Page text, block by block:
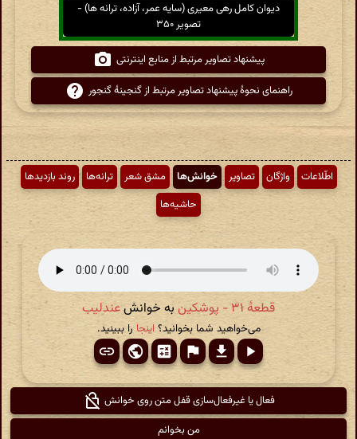
دیوان کامل رهی معیری (سایه عمر، آزاده، ترانه ها) -
تصویر ۳۵۰
پیشنهاد تصاویر مرتبط از منابع اینترنتی
راهنمای نحوهٔ پیشنهاد تصاویر مرتبط از گنجینهٔ گنجور
اطّلاعات واژگان تصاویر خوانش‌ها مشق شعر ترانه‌ها
روند بازدیدها
حاشیه‌ها
قطعهٔ ۳۱ - پوشکین به خوانشعندلیب
می‌خواهید شما بخوانید؟ اینجا را ببینید.
فعال یا غیرفعال‌سازی قفل متن روی خوانش
من بخوانم